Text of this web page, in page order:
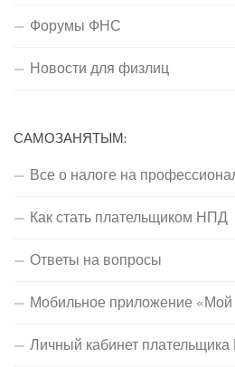
Форумы ФНС
Новости для физлиц
САМОЗАНЯТЫМ:
Все о налоге на
Как стать плательщиком НПД
Ответы на вопросы
Мобильное приложение «Мой
Личный кабинет